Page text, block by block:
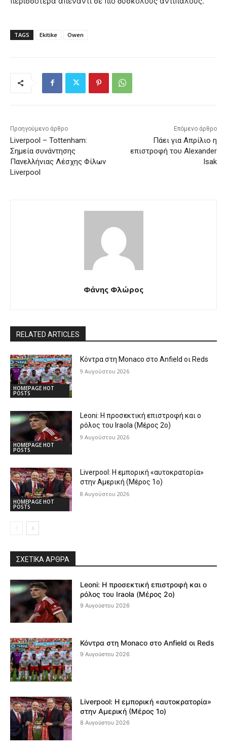
TAGS Ekitike Owen
Προηγούμενο άρθρο
Liverpool – Tottenham:
Σημεία συνάντησης
Πανελλήνιας Λέσχης Φίλων
Liverpool
Επόμενο άρθρο
Πάει για Απρίλιο η
επιστροφή του Alexander
Isak
Φάνης Φλώρος
RELATED ARTICLES
HOMEPAGE HOT
POSTS
Κόντρα στη Monaco στο Anfield οι Reds
9 Αυγούστου 2026
HOMEPAGE HOT
POSTS
Leoni: Η προσεκτική επιστροφή και ο
ρόλος του Iraola (Μέρος 2ο)
9 Αυγούστου 2026
HOMEPAGE HOT
POSTS
Liverpool: Η εμπορική «αυτοκρατορία»
στην Αμερική (Μέρος 1ο)
8 Αυγούστου 2026
ΣΧΕΤΙΚΆ ΆΡΘΡΑ
Leoni: Η προσεκτική επιστροφή και ο
ρόλος του Iraola (Μέρος 2ο)
9 Αυγούστου 2026
Κόντρα στη Monaco στο Anfield οι Reds
9 Αυγούστου 2026
Liverpool: Η εμπορική «αυτοκρατορία»
στην Αμερική (Μέρος 1ο)
8 Αυγούστου 2026